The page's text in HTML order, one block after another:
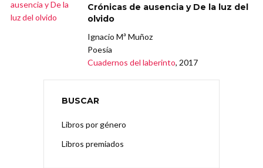
Crónicas de ausencia y De la luz del
olvido
Ignacio Mª Muñoz
Poesía
Cuadernos del laberinto, 2017
BUSCAR
Libros por género
Libros premiados